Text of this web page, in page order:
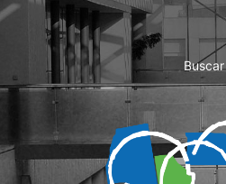
Top
Menu
Buscar